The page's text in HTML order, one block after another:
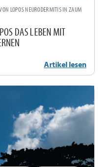
LOPOS NEURODERMITIS IN ZAUM
DAS LEBEN MIT
Artikel lesen